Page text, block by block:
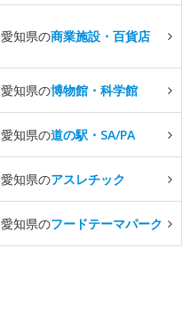
愛知県の商業施設・百貨店
愛知県の博物館・科学館
愛知県の道の駅・SA/PA
愛知県のアスレチック
愛知県のフードテーマパーク